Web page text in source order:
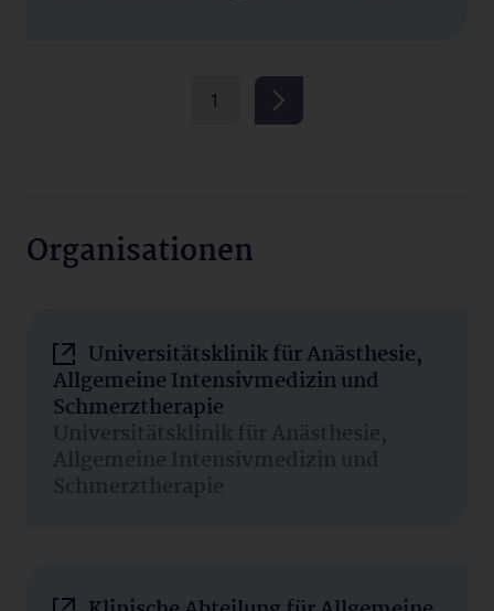
1
Organisationen
Universitätsklinik für Anästhesie,
Allgemeine Intensivmedizin und
Schmerztherapie
Universitätsklinik für Anästhesie,
Allgemeine Intensivmedizin und
Schmerztherapie